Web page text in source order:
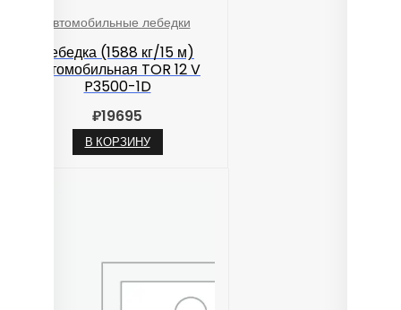
Автомобильные лебедки
Лебедка (1588 кг/15 м)
автомобильная TOR 12 V
P3500-1D
₽19695
В КОРЗИНУ